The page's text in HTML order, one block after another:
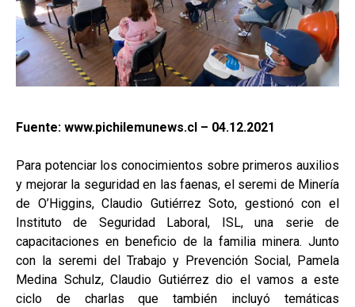
Fuente: www.pichilemunews.cl – 04.12.2021
Para potenciar los conocimientos sobre primeros auxilios
y mejorar la seguridad en las faenas, el seremi de Minería
de O’Higgins, Claudio Gutiérrez Soto, gestionó con el
Instituto de Seguridad Laboral, ISL, una serie de
capacitaciones en beneficio de la familia minera. Junto
con la seremi del Trabajo y Prevención Social, Pamela
Medina Schulz, Claudio Gutiérrez dio el vamos a este
ciclo de charlas que también incluyó temáticas